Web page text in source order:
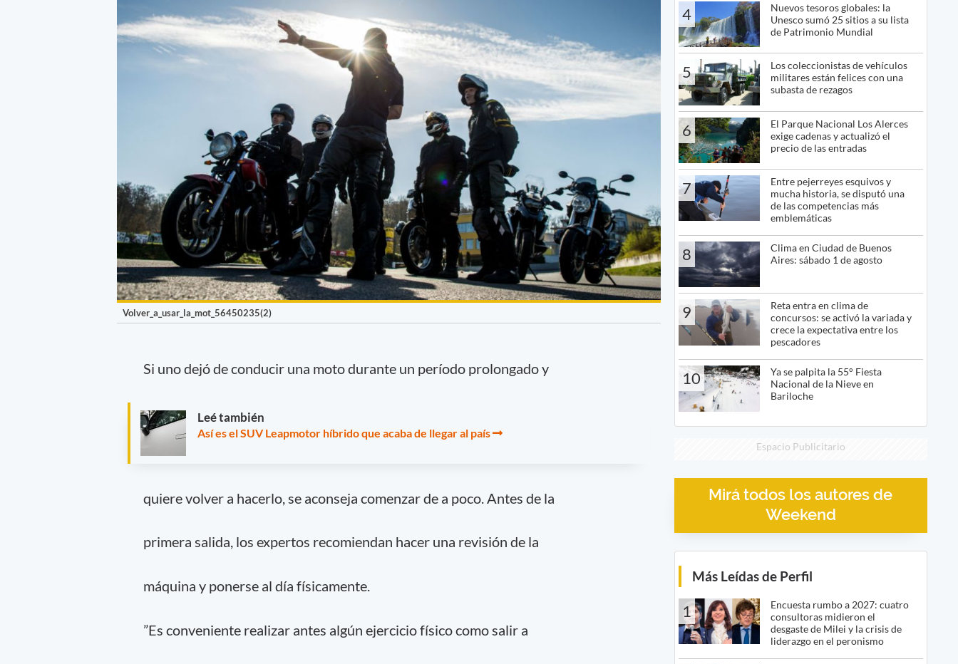
Volver_a_usar_la_mot_56450235(2)
Si uno dejó de conducir una moto durante un período prolongado y
Leé también
Así es el SUV Leapmotor híbrido que acaba de llegar al país
quiere volver a hacerlo, se aconseja comenzar de a poco. Antes de la
primera salida, los expertos recomiendan hacer una revisión de la
máquina y ponerse al día físicamente.
”Es conveniente realizar antes algún ejercicio físico como salir a
4
Nuevos tesoros globales: la
Unesco sumó 25 sitios a su lista
de Patrimonio Mundial
5
Los coleccionistas de vehículos
militares están felices con una
subasta de rezagos
6
El Parque Nacional Los Alerces
exige cadenas y actualizó el
precio de las entradas
7
Entre pejerreyes esquivos y
mucha historia, se disputó una
de las competencias más
emblemáticas
8
Clima en Ciudad de Buenos
Aires: sábado 1 de agosto
9
Reta entra en clima de
concursos: se activó la variada y
crece la expectativa entre los
pescadores
10
Ya se palpita la 55° Fiesta
Nacional de la Nieve en
Bariloche
Espacio Publicitario
Mirá todos los autores de
Weekend
Más Leídas de Perfil
1
Encuesta rumbo a 2027: cuatro
consultoras midieron el
desgaste de Milei y la crisis de
liderazgo en el peronismo